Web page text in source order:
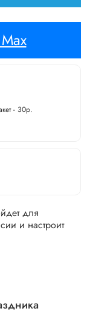
- 30р.
для
и настроит